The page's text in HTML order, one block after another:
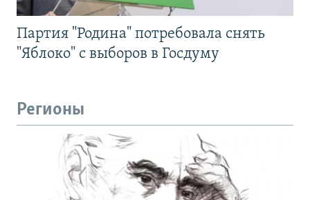
Партия "Родина" потребовала снять
"Яблоко" с выборов в Госдуму
Регионы